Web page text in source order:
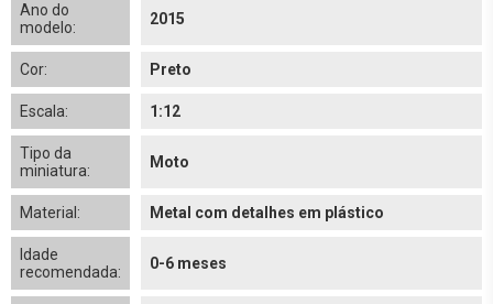
Ano do
modelo:
2015
Cor: Preto
Escala: 1:12
Tipo da
miniatura:
Moto
Material: Metal com detalhes em plástico
Idade
recomendada:
0-6 meses